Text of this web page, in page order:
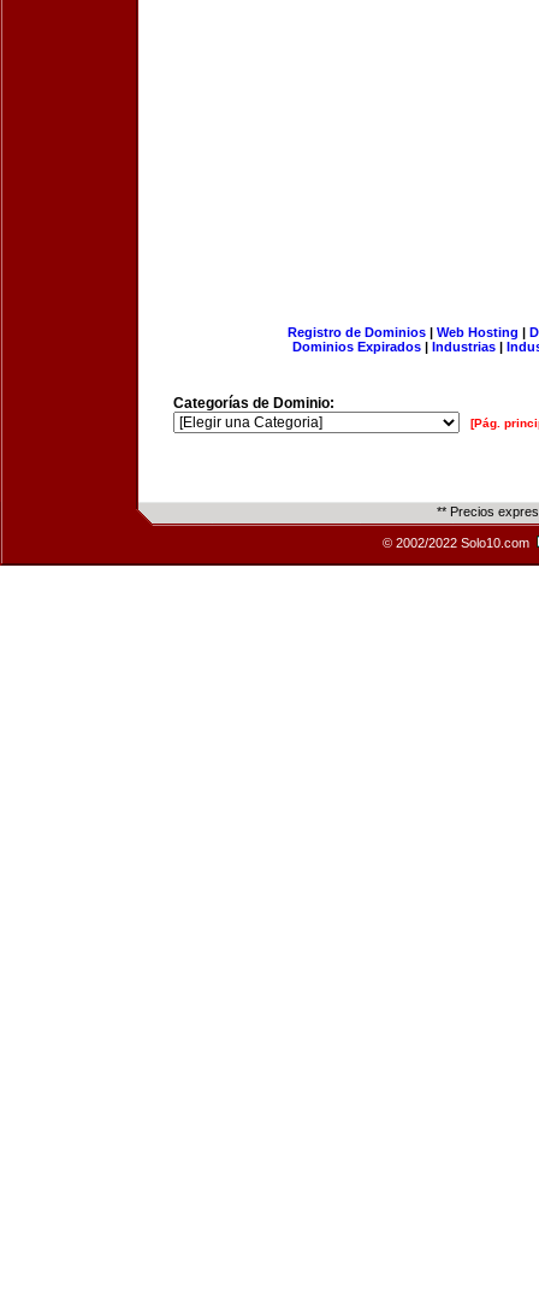
Registro de Dominios| Web Hosting |
Dominios Expirados | Industrias |
Categorías de Dominio:
[Pág.
** Precios
© 2002/2022 Solo10.com